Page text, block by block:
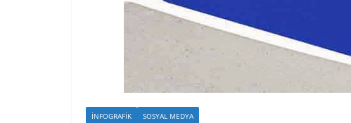
İNFOGRAFIK SOSYAL MEDYA